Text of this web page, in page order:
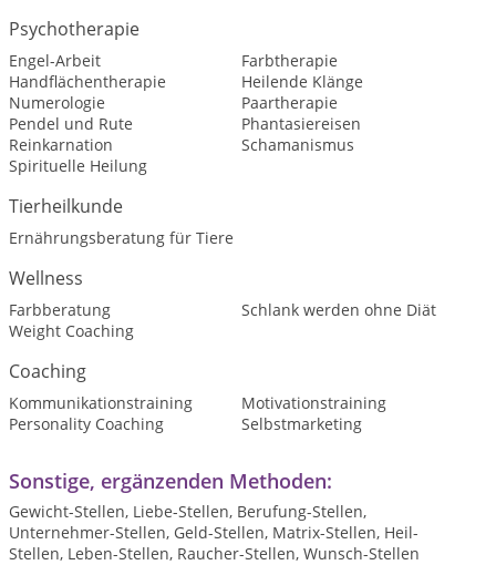
Psychotherapie
Engel-Arbeit
Farbtherapie
Handflächentherapie
Heilende Klänge
Numerologie
Paartherapie
Pendel und Rute
Phantasiereisen
Reinkarnation
Schamanismus
Spirituelle Heilung
Tierheilkunde
Ernährungsberatung für Tiere
Wellness
Farbberatung
Schlank werden ohne Diät
Weight Coaching
Coaching
Kommunikationstraining
Motivationstraining
Personality Coaching
Selbstmarketing
Sonstige, ergänzenden Methoden:
Gewicht-Stellen, Liebe-Stellen, Berufung-Stellen,
Unternehmer-Stellen, Geld-Stellen, Matrix-Stellen, Heil-
Stellen, Leben-Stellen, Raucher-Stellen, Wunsch-Stellen